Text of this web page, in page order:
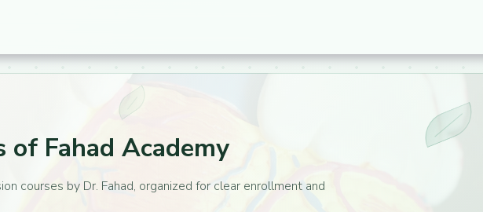
Fahad Academy
courses by Dr. Fahad, organized for clear enrollment and